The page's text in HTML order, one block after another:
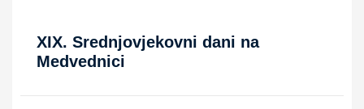
XIX. Srednjovjekovni dani na
Medvednici